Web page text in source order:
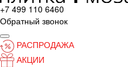
+7 499 110 6460
Обратный звонок
РАСПРОДАЖА
АКЦИИ